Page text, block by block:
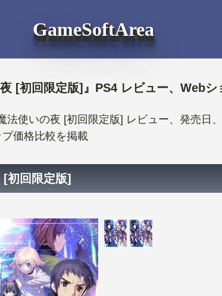
GameSoftArea
夜 [初回限定版]』PS4 レビュー、Webシ
法使いの夜 [初回限定版] レビュー、発売日
価格比較を掲載
初回限定版]